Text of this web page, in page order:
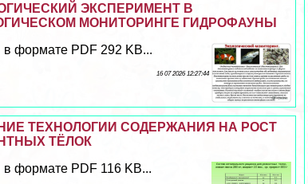
ЭКСПЕРИМЕНТ В
МОНИТОРИНГЕ ГИДРОФАУНЫ
в формате PDF 292 KB...
16 07 2026 12:27:44
ТЕХНОЛОГИИ СОДЕРЖАНИЯ НА РОСТ
ТЁЛОК
в формате PDF 116 KB...